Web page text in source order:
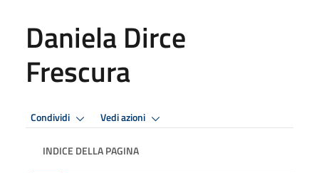
Daniela Dirce
Frescura
Condividi Vedi azioni
INDICE DELLA PAGINA